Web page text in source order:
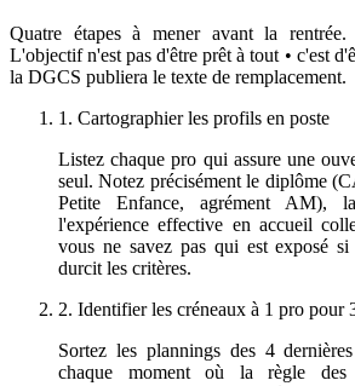
Quatre étapes à mener avant la
L'objectif n'est pas d'être prêt à tout • c'est
la DGCS publiera le texte de remplacement.
1. Cartographier les profils en poste
Listez chaque pro qui assure une
seul. Notez précisément le diplôme
Petite Enfance, agrément AM),
l'expérience effective en accueil
vous ne savez pas qui est exposé
durcit les critères.
2. Identifier les créneaux à 1 pro pour
Sortez les plannings des 4
chaque moment où la règle des